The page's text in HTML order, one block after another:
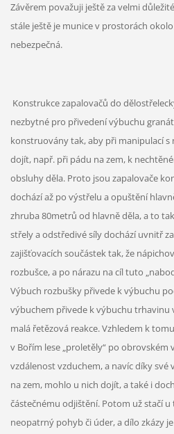
Závěrem považuji ještě za velmi
stále ještě je munice v prostorách
nebezpečná.
Konstrukce zapalovačů do
nezbytné pro přivedení výbuchu
konstruovány tak, aby při manipulací
dojít, např. při pádu na zem, k
obsluhy děla. Proto jsou zapalovače
dochází až po výstřelu a opuštění
zhruba 80metrů od hlavně děla, a to
střely a odstředivé síly dochází uvnitř
zajišťovacích součástek tak, že
rozbušce, a po nárazu na cíl tuto
Výbuch rozbušky přivede k výbuchu
výbuchem přivede k výbuchu trhavinu
malá řetězová reakce. Vzhledem k
v Bořím lese „proletěly“ po obrovském
vzdálenost vzduchem, a navíc díky
na zem, mohlo u nich dojít, a také i
částečnému odjištění. Potom už stačí
neopatrný pohyb či úder, a dílo zkázy